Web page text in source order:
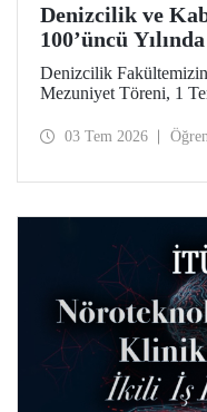
Denizcilik ve
100’üncü
Mezuniyet
Denizcilik
Mezuniyet Töreni, 1
düzenlendi. İTÜ’lüler,
03 Tem 2026